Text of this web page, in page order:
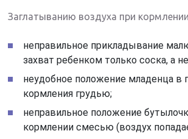
Заглатыванию воздуха при
неправильное прикладывание
захват ребенком только соска, а
неудобное положение младенца в
кормления грудью;
неправильное положение
кормлении смесью (воздух